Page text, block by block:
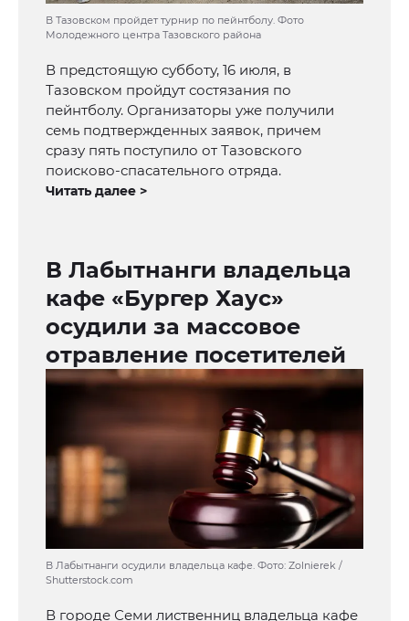
В Тазовском пройдет турнир по пейнтболу. Фото
Молодежного центра Тазовского района
В предстоящую субботу, 16 июля, в
Тазовском пройдут состязания по
пейнтболу. Организаторы уже получили
семь подтвержденных заявок, причем
сразу пять поступило от Тазовского
поисково-спасательного отряда.
Читать далее >
В Лабытнанги владельца
кафе «Бургер Хаус»
осудили за массовое
отравление посетителей
В Лабытнанги осудили владельца кафе. Фото: Zolnierek /
Shutterstock.com
В городе Семи лиственниц владельца кафе